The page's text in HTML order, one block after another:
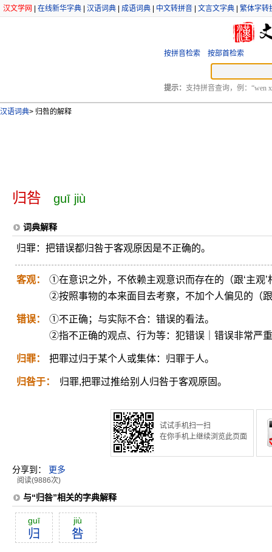
汉文学网 在线新华字典 汉语词典 成语词典 中文转拼音 文言文字典 繁体字转
按拼音检索 按部首检索
提示： 支持拼音查询，例：“wen
汉语词典> 归咎的解释
归咎 guī jiù
词典解释
归罪：把错误都归咎于客观原因是不正确的。
客观：
①在意识之外，不依赖主观意识而存在的（跟‘主观
②按照事物的本来面目去考察，不加个人偏见的（
错误：
①不正确；与实际不合：错误的看法。
②指不正确的观点、行为等：犯错误｜错误非常严
归罪： 把罪过归于某个人或集体：归罪于人。
归咎于： 归罪,把罪过推给别人归咎于客观原固。
试试手机扫一扫
在你手机上继续浏览此页面
分享到： 更多
阅读(9886次)
与“归咎”相关的字典解释
guī
归
jiù
咎